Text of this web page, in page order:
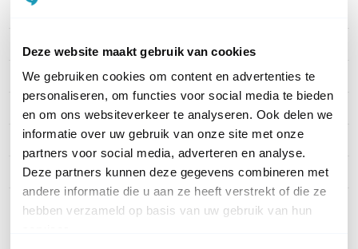
Deze website maakt gebruik van cookies
We gebruiken cookies om content en advertenties te
personaliseren, om functies voor social media te bieden
en om ons websiteverkeer te analyseren. Ook delen we
informatie over uw gebruik van onze site met onze
partners voor social media, adverteren en analyse.
Deze partners kunnen deze gegevens combineren met
andere informatie die u aan ze heeft verstrekt of die ze
hebben verzameld op basis van uw gebruik van hun
PoE Zonder PoE
Managed / Unmanaged Managed
SFP Ondersteuning SFP +
Productserie n.v.t.
Toon meer